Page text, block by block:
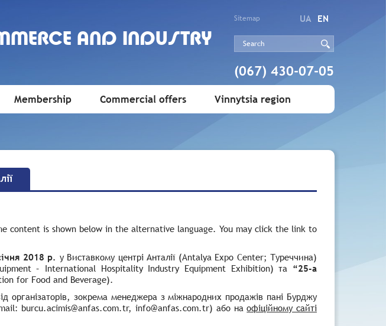
AND INDUSTRY
Sitemap UA EN
(067) 430-07-05
Membership Commercial offers Vinnytsia region
content is shown below in the alternative language. You may click the link to
2018 р. у Виставкому центрі Анталії (Antalya Expo Center;Туреччина)
– International Hospitality Industry Equipment Exhibition)та “25-а
for Food and Beverage).
організаторів, зокрема менеджера з міжнародних продажів пані Бурджу
burcu.acimis@anfas.com.tr, info@anfas.com.tr) або наофіційному сайті